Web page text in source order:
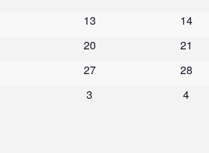
0
13
0
14
0
20
0
21
0
27
0
28
0
3
0
4